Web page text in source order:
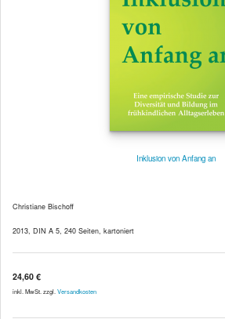
Inklusion von Anfang an
Christiane Bischoff
2013, DIN A 5, 240 Seiten, kartoniert
24,60 €
inkl. MwSt. zzgl. Versandkosten